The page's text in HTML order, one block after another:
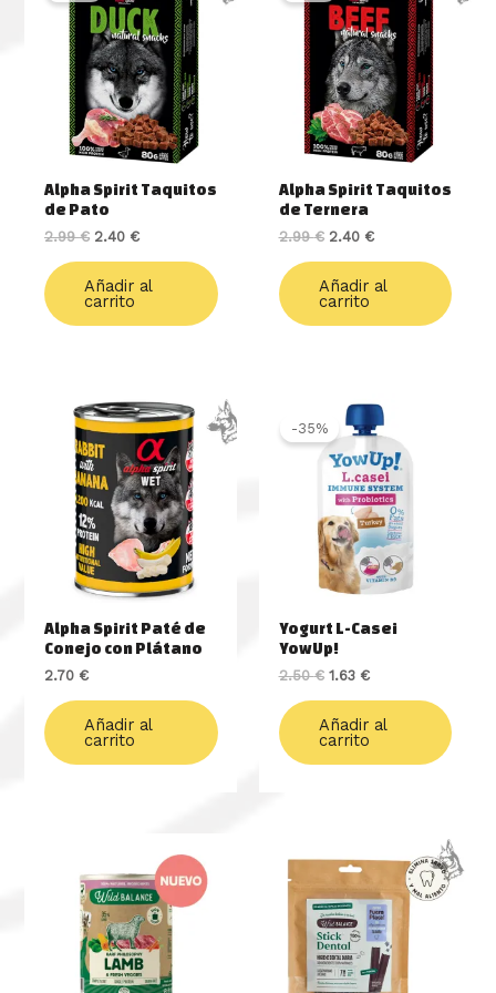
Alpha Spirit Taquitos
de Pato
2.99€
era:
2.99 €.
2.40 €
es:
2.40 €.
Añadir al
carrito
Alpha Spirit Taquitos
de Ternera
2.99€
era:
2.99 €.
2.40 €
es:
2.40 €.
Añadir al
carrito
Alpha Spirit Paté de
Conejo con Plátano
2.70 €
Añadir al
carrito
-35%
Yogurt L-Casei
YowUp!
2.50€
precio
original
era:
2.50 €.
1.63 €
El
precio
actual
es:
1.63 €.
Añadir al
carrito